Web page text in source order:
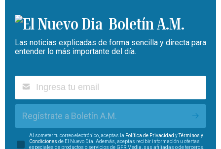
Boletín A.M.
Las noticias explicadas de forma sencilla y directa para
entender lo más importante del día.
Regístrate a Boletín A.M.
Al someter tu correo electrónico, aceptas la Política de Privacidad yTérminos y
Condiciones de El Nuevo Día. Además, aceptas recibir información u ofertas
especiales de productos o servicios de GFR Media, sus afiliadas o de terceros.